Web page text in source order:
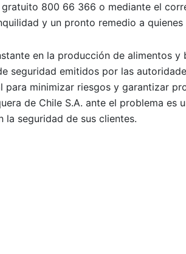
800 66 366 o mediante el
y un pronto remedio a
en la producción de alimentos y
seguridad emitidos por las
minimizar riesgos y garantizar
de Chile S.A. ante el problema es
la seguridad de sus clientes.